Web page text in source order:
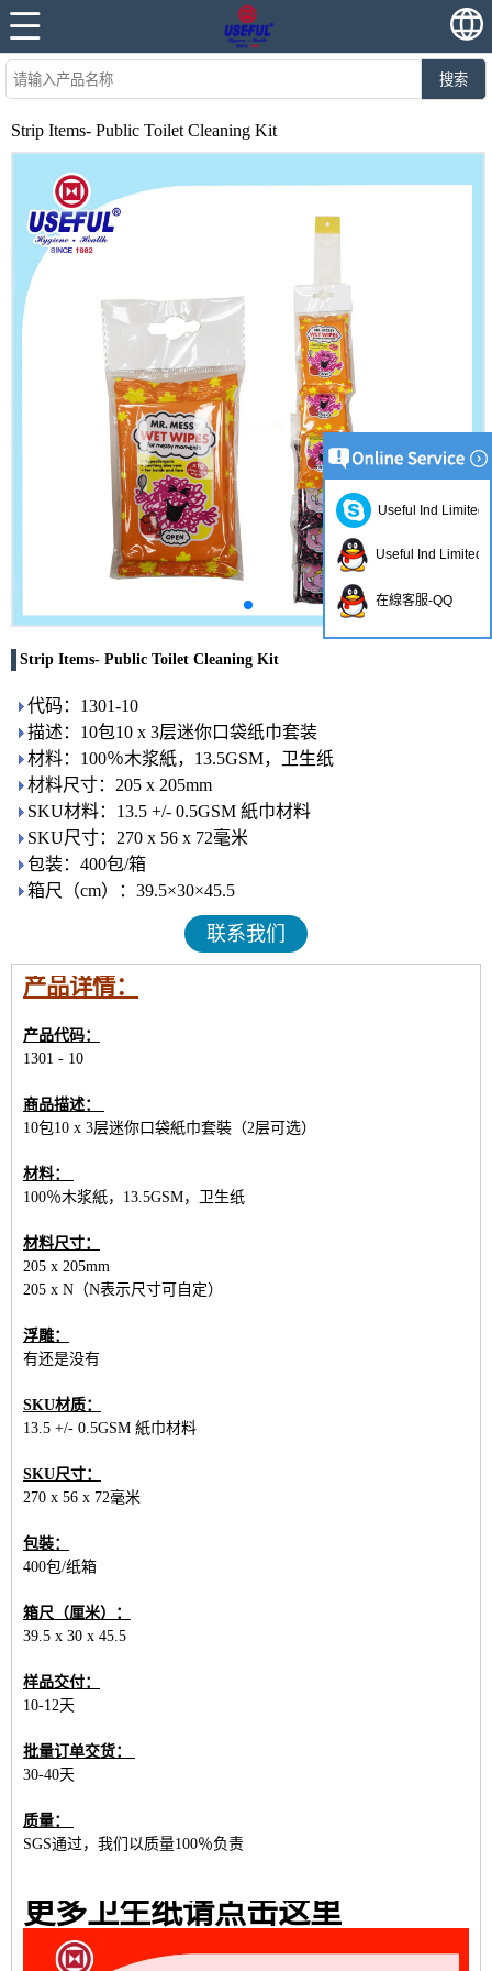
搜索
Strip Items- Public Toilet Cleaning Kit
Strip Items- Public Toilet Cleaning Kit
代码：1301-10
描述：10包10 x 3层迷你口袋纸巾套装
材料：100％木浆紙，13.5GSM，卫生纸
材料尺寸：205 x 205mm
SKU材料：13.5 +/- 0.5GSM 紙巾材料
SKU尺寸：270 x 56 x 72毫米
包装：400包/箱
箱尺（cm）：39.5×30×45.5
联系我们
产品详情：
产品代码：
1301 - 10
商品描述：
10包10 x 3层迷你口袋紙巾套裝（2层可选）
材料：
100％木浆紙，13.5GSM，卫生纸
材料尺寸：
205 x 205mm
205 x N（N表示尺寸可自定）
浮雕：
有还是没有
SKU材质：
13.5 +/- 0.5GSM 紙巾材料
SKU尺寸：
270 x 56 x 72毫米
包裝：
400包/纸箱
箱尺（厘米）：
39.5 x 30 x 45.5
样品交付：
10-12天
批量订单交货：
30-40天
质量：
SGS通过，我们以质量100％负责
更多卫生纸请点击这里
Useful Ind Limited
Useful Ind Limited
在線客服-QQ